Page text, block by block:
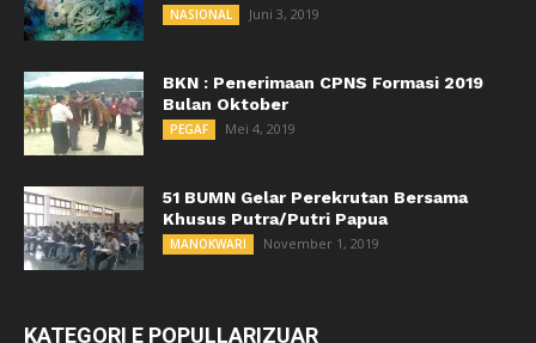
NASIONAL Juni 3, 2019
BKN : Penerimaan CPNS Formasi 2019
Bulan Oktober
PEGAF Mei 4, 2019
51 BUMN Gelar Perekrutan Bersama
Khusus Putra/Putri Papua
MANOKWARI November 1, 2019
KATEGORI E POPULLARIZUAR